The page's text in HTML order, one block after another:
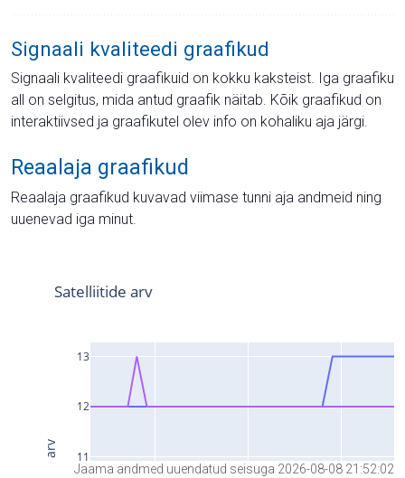
Signaali kvaliteedi graafikud
Signaali kvaliteedi graafikuid on kokku kaksteist. Iga graafiku
all on selgitus, mida antud graafik näitab. Kõik graafikud on
interaktiivsed ja graafikutel olev info on kohaliku aja järgi.
Reaalaja graafikud
Reaalaja graafikud kuvavad viimase tunni aja andmeid ning
uuenevad iga minut.
Jaama andmed uuendatud seisuga 2026-08-08 21:52:02